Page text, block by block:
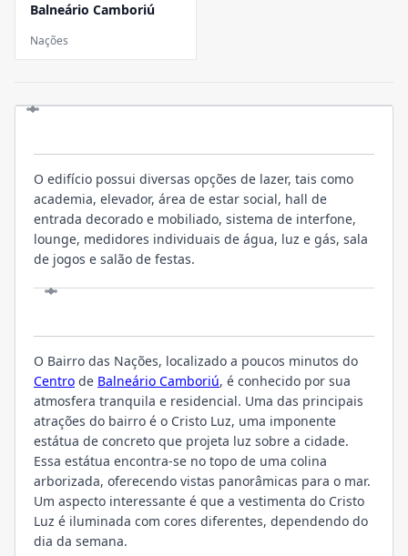
Balneário Camboriú
Nações
O edifício possui diversas opções de lazer, tais como
academia, elevador, área de estar social, hall de
entrada decorado e mobiliado, sistema de interfone,
lounge, medidores individuais de água, luz e gás, sala
de jogos e salão de festas.
O Bairro das Nações, localizado a poucos minutos do
Centro de Balneário Camboriú, é conhecido por sua
atmosfera tranquila e residencial. Uma das principais
atrações do bairro é o Cristo Luz, uma imponente
estátua de concreto que projeta luz sobre a cidade.
Essa estátua encontra-se no topo de uma colina
arborizada, oferecendo vistas panorâmicas para o mar.
Um aspecto interessante é que a vestimenta do Cristo
Luz é iluminada com cores diferentes, dependendo do
dia da semana.